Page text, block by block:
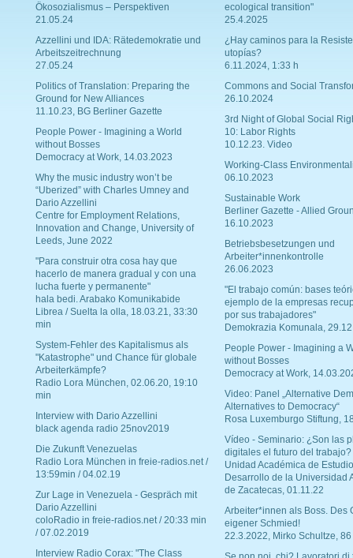
Ökosozialismus – Perspektiven
21.05.24
Azzellini und IDA: Rätedemokratie und
Arbeitszeitrechnung
27.05.24
Politics of Translation: Preparing the
Ground for New Alliances
11.10.23, BG Berliner Gazette
People Power - Imagining a World
without Bosses
Democracy at Work, 14.03.2023
Why the music industry won’t be
“Uberized” with Charles Umney and
Dario Azzellini
Centre for Employment Relations,
Innovation and Change, University of
Leeds, June 2022
"Para construir otra cosa hay que
hacerlo de manera gradual y con una
lucha fuerte y permanente"
hala bedi. Arabako Komunikabide
Librea / Suelta la olla, 18.03.21, 33:30
min
System-Fehler des Kapitalismus als
"Katastrophe" und Chance für globale
Arbeiterkämpfe?
Radio Lora München, 02.06.20, 19:10
min
Interview with Dario Azzellini
black agenda radio 25nov2019
Die Zukunft Venezuelas
Radio Lora München in freie-radios.net /
13:59min / 04.02.19
Zur Lage in Venezuela - Gespräch mit
Dario Azzellini
coloRadio in freie-radios.net / 20:33 min
/ 07.02.2019
Interview Radio Corax: "The Class
ecological transition"
25.4.2025
¿Hay caminos para la
utopías?
6.11.2024, 1:33 h
Commons and Social
26.10.2024
3rd Night of Global Social
10: Labor Rights
10.12.23. Video
Working-Class
06.10.2023
Sustainable Work
Berliner Gazette - Allied
16.10.2023
Betriebsbesetzungen und
Arbeiter*innenkontrolle
26.06.2023
"El trabajo común: bases
ejemplo de la empresas
por sus trabajadores"
Demokrazia Komunala,
People Power - Imagining a
without Bosses
Democracy at Work,
Video: Panel „Alternative
Alternatives to Democracy“
Rosa Luxemburgo Stiftung,
Vídeo - Seminario: ¿Son las
digitales el futuro del trabajo?
Unidad Académica de
Desarrollo de la Universidad
de Zacatecas, 01.11.22
Arbeiter*innen als Boss. Des
eigener Schmied!
22.3.2022, Mirko Schultze, 86